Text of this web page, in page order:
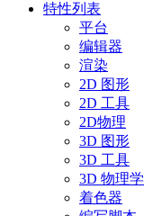
特性列表
平台
编辑器
渲染
2D 图形
2D 工具
2D物理
3D 图形
3D 工具
3D 物理学
着色器